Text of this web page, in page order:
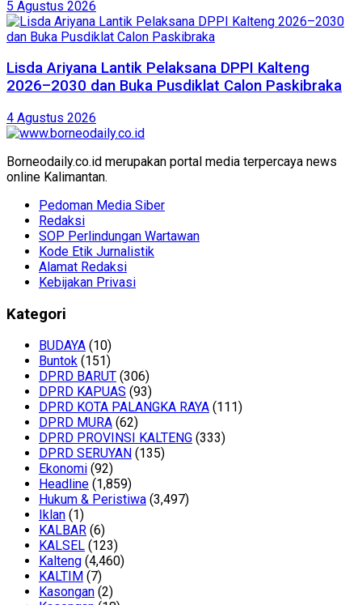
5 Agustus 2026
Lisda Ariyana Lantik Pelaksana DPPI Kalteng
2026–2030 dan Buka Pusdiklat Calon Paskibraka
4 Agustus 2026
Borneodaily.co.id merupakan portal media terpercaya news
online Kalimantan.
Pedoman Media Siber
Redaksi
SOP Perlindungan Wartawan
Kode Etik Jurnalistik
Alamat Redaksi
Kebijakan Privasi
Kategori
BUDAYA (10)
Buntok (151)
DPRD BARUT (306)
DPRD KAPUAS (93)
DPRD KOTA PALANGKA RAYA (111)
DPRD MURA (62)
DPRD PROVINSI KALTENG (333)
DPRD SERUYAN (135)
Ekonomi (92)
Headline (1,859)
Hukum & Peristiwa (3,497)
Iklan (1)
KALBAR (6)
KALSEL (123)
Kalteng (4,460)
KALTIM (7)
Kasongan (2)